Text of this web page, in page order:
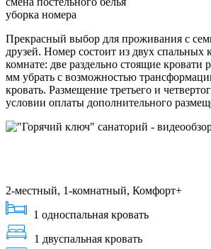
уборка номера
Прекрасный выбор для проживания с
друзей. Номер состоит из двух спальных
комнате: две раздельно стоящие кровати
мм убрать с возможностью
кровать. Размещение третьего и
условии оплаты дополнительного
2-местный, 1-комнатный, Комфорт+
1 односпальная кровать
1 двуспальная кровать